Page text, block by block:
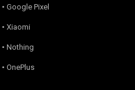
• Google Pixel
• Xiaomi
• Nothing
• OnePlus